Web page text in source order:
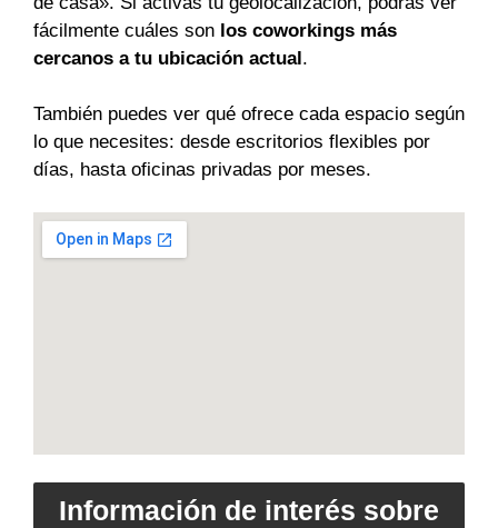
fácilmente cuáles son los coworkings más
cercanos a tu ubicación actual.
También puedes ver qué ofrece cada espacio según
lo que necesites: desde escritorios flexibles por
días, hasta oficinas privadas por meses.
Información de interés sobre